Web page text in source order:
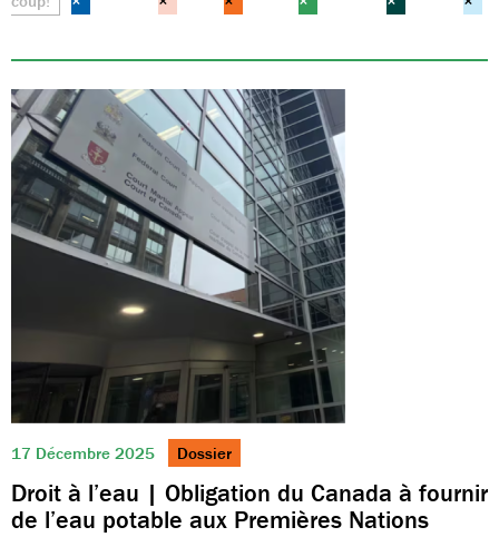
17 Décembre 2025 Dossier
Droit à l’eau | Obligation du Canada à fournir
de l’eau potable aux Premières Nations